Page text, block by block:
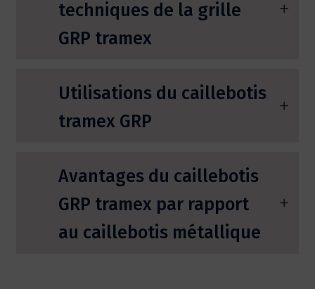
techniques de la grille
GRP tramex
Utilisations du caillebotis
tramex GRP
Avantages du caillebotis
GRP tramex par rapport
au caillebotis métallique